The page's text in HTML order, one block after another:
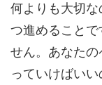
何よりも大切
つ進めること
せん。あなた
っていけばいい